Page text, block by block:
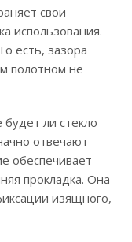
свои
использования.
есть, зазора
полотном не
ли стекло
отвечают —
обеспечивает
прокладка. Она
изящного,